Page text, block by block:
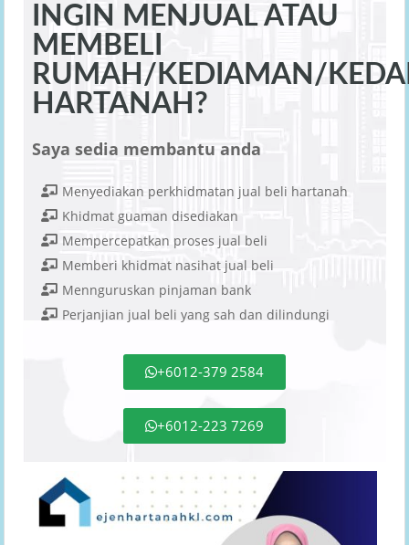
INGIN MENJUAL ATAU
MEMBELI
RUMAH/KEDIAMAN/
HARTANAH?
Saya sedia membantu anda
Menyediakan perkhidmatan jual beli hartanah
Khidmat guaman disediakan
Mempercepatkan proses jual beli
Memberi khidmat nasihat jual beli
Mennguruskan pinjaman bank
Perjanjian jual beli yang sah dan dilindungi
+6012-379 2584
+6012-223 7269